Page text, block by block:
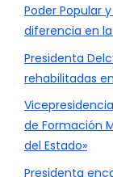
Poder Popular
diferencia en
Presidenta
rehabilitadas
de Formación
del Estado»
Presidenta